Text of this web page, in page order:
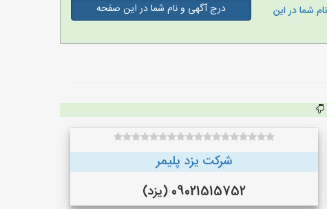
شما در این
درج آگهی و نام شما در این صفحه
شرکت یزد پلیمر
09021515752 (یزد)